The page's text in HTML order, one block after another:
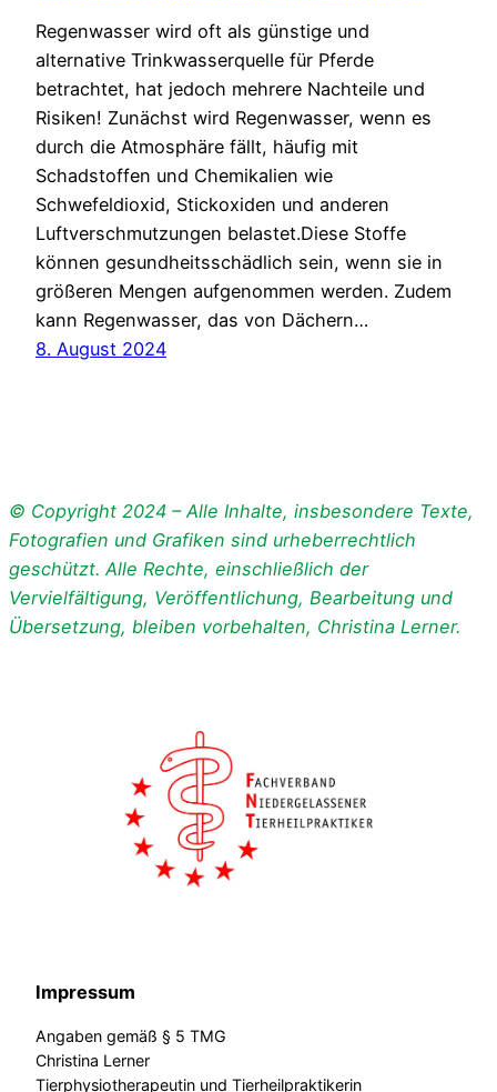
Regenwasser wird oft als günstige und
alternative Trinkwasserquelle für Pferde
betrachtet, hat jedoch mehrere Nachteile und
Risiken! Zunächst wird Regenwasser, wenn es
durch die Atmosphäre fällt, häufig mit
Schadstoffen und Chemikalien wie
Schwefeldioxid, Stickoxiden und anderen
Luftverschmutzungen belastet.Diese Stoffe
können gesundheitsschädlich sein, wenn sie in
größeren Mengen aufgenommen werden. Zudem
kann Regenwasser, das von Dächern…
8. August 2024
© Copyright 2024 – Alle Inhalte, insbesondere Texte,
Fotografien und Grafiken sind urheberrechtlich
geschützt. Alle Rechte, einschließlich der
Vervielfältigung, Veröffentlichung, Bearbeitung und
Übersetzung, bleiben vorbehalten, Christina Lerner.
Impressum
Angaben gemäß § 5 TMG
Christina Lerner
Tierphysiotherapeutin und Tierheilpraktikerin